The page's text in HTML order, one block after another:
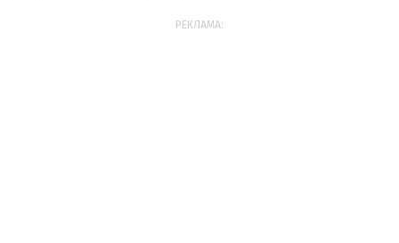
РЕКЛАМА: